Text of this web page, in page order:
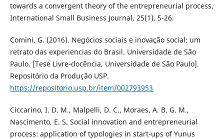
towards a convergent theory of the entrepreneurial process.
International Small Business Journal, 25(1), 5-26.
Comini, G. (2016). Negócios sociais e inovação social: um
retrato das experiencias do Brasil. Universidade de São
Paulo. [Tese Livre-docência, Universidade de São Paulo].
Repositório da Produção USP.
https://repositorio.usp.br/item/002793953
Ciccarino, I. D. M., Malpelli, D. C., Moraes, A. B. G. M.,
Nascimento, E. S. Social innovation and entrepreneurial
process: application of typologies in start-ups of Yunus